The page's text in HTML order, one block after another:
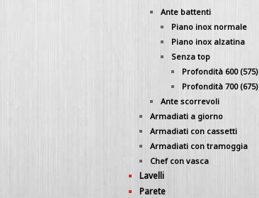
Ante battenti
Piano inox normale
Piano inox alzatina
Senza top
Profondità 600 (575)
Profondità 700 (675)
Ante scorrevoli
Armadiati a giorno
Armadiati con cassetti
Armadiati con tramoggia
Chef con vasca
Lavelli
Parete